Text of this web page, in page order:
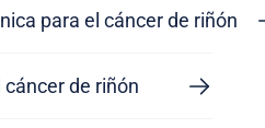
para el cáncer de riñón
de riñón